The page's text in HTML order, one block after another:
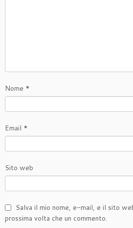
Nome *
Email *
Sito web
Salva il mio nome, e-mail, e il sito
prossima volta che un commento.